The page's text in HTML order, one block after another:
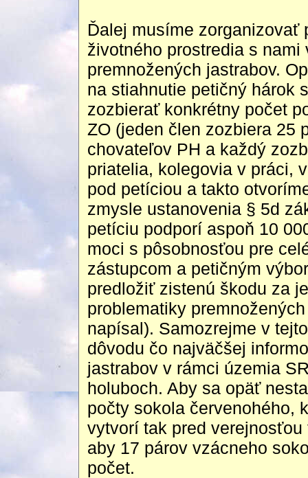
Ďalej musíme zorganizovať
životného prostredia s
premnožených jastrabov.
na stiahnutie petičný hárok
zozbierať konkrétny počet
ZO (jeden člen zozbiera 25
chovateľov PH a každý
priatelia, kolegovia v práci,
pod petíciou a takto
zmysle ustanovenia § 5d
petíciu podporí aspoň 10
moci s pôsobnosťou pre
zástupcom a petičným
predložiť zistenú škodu za
problematiky
napísal). Samozrejme v
dôvodu čo najväčšej
jastrabov v rámci územia
holuboch. Aby sa opäť
počty sokola červenohého,
vytvorí tak pred
aby 17 párov vzácneho
počet.